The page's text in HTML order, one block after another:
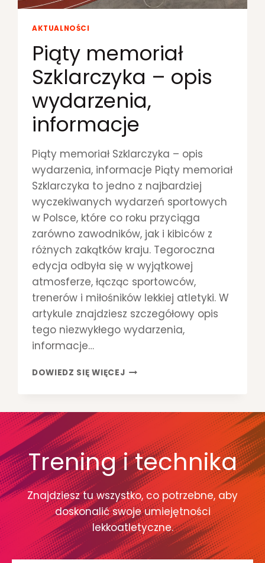
O
U
-
8
W
L
K
K
A
T
L
E
Y
C
E
AKTUALNOŚCI
Piąty memoriał
Szklarczyka – opis
wydarzenia,
informacje
Piąty memoriał Szklarczyka – opis
wydarzenia, informacje Piąty memoriał
Szklarczyka to jedno z najbardziej
wyczekiwanych wydarzeń sportowych
w Polsce, które co roku przyciąga
zarówno zawodników, jak i kibiców z
różnych zakątków kraju. Tegoroczna
edycja odbyła się w wyjątkowej
atmosferze, łącząc sportowców,
trenerów i miłośników lekkiej atletyki. W
artykule znajdziesz szczegółowy opis
tego niezwykłego wydarzenia,
informacje…
DOWIEDZ SIĘ WIĘCEJP
Y
M
E
M
O
R
I
A
Ł
S
Z
K
Trening i technika
Znajdziesz tu wszystko, co potrzebne, aby
doskonalić swoje umiejętności
lekkoatletyczne.